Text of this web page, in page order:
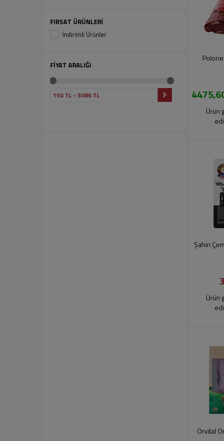
FIRSAT ÜRÜNLERİ
İndirimli Ürünler
FİYAT ARALIĞI
Ürün
Şahin
Ürün
Orvital